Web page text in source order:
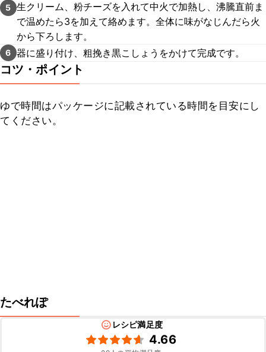
5 生クリーム、粉チーズを入れて中火で加熱し、沸騰直前ま
で温めたら3を加えて絡めます。全体に味がなじんだら火
から下ろします。
6 器に盛り付け、粗挽き黒こしょうをかけて完成です。
コツ・ポイント
ゆで時間はパッケージに記載されている時間を目安にし
てください。
たべれぽ
レシピ満足度
4.66